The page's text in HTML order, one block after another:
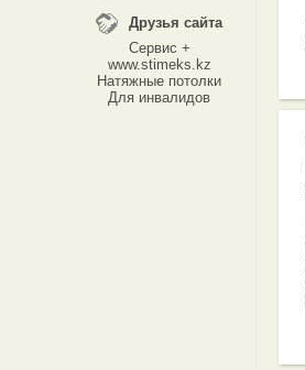
Друзья сайта
Сервис +
www.stimeks.kz
Натяжные потолки
Для инвалидов